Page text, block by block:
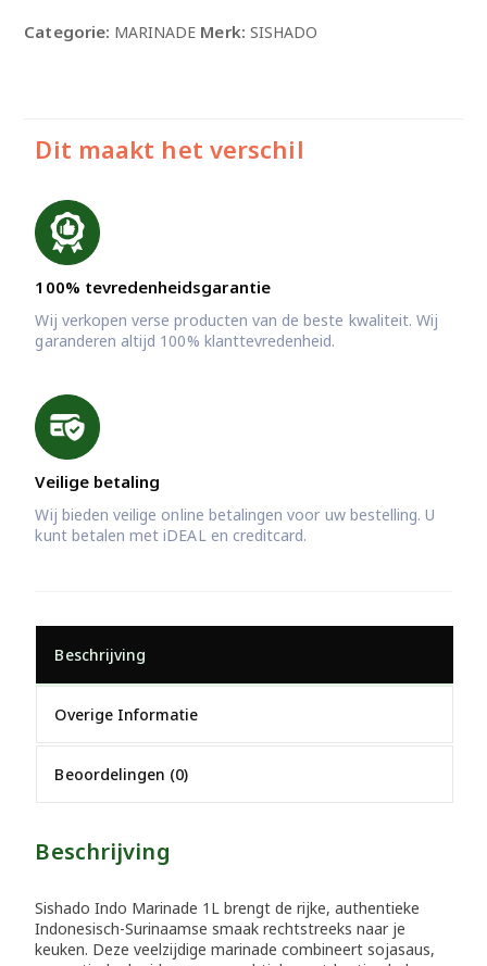
Categorie: MARINADE Merk: SISHADO
Dit maakt het verschil
100% tevredenheidsgarantie
Wij verkopen verse producten van de beste kwaliteit. Wij
garanderen altijd 100% klanttevredenheid.
Veilige betaling
Wij bieden veilige online betalingen voor uw bestelling. U
kunt betalen met iDEAL en creditcard.
Beschrijving
Overige Informatie
Beoordelingen (0)
Beschrijving
Sishado Indo Marinade 1L brengt de rijke, authentieke
Indonesisch-Surinaamse smaak rechtstreeks naar je
keuken. Deze veelzijdige marinade combineert sojasaus,